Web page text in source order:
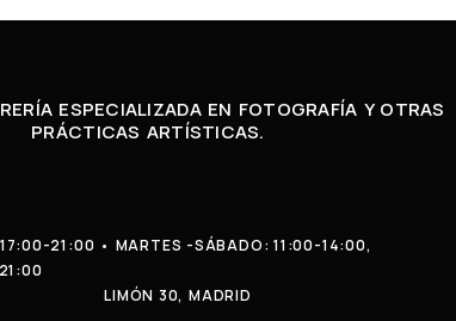
ESPECIALIZADA EN FOTOGRAFÍA Y OTRAS
PRÁCTICAS ARTÍSTICAS.
21:00 • MARTES -SÁBADO: 11:00-14:00,
LIMÓN 30, MADRID